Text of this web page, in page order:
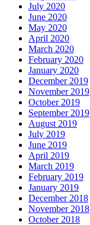
July 2020
June 2020
May 2020
April 2020
March 2020
February 2020
January 2020
December 2019
November 2019
October 2019
September 2019
August 2019
July 2019
June 2019
April 2019
March 2019
February 2019
January 2019
December 2018
November 2018
October 2018